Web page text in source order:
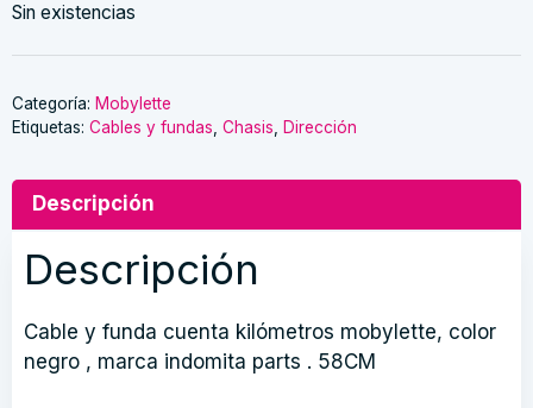
Sin existencias
Categoría: Mobylette
Etiquetas: Cables y fundas Chasis Dirección
Descripción
Descripción
Cable y funda cuenta kilómetros mobylette, color
negro , marca indomita parts . 58CM